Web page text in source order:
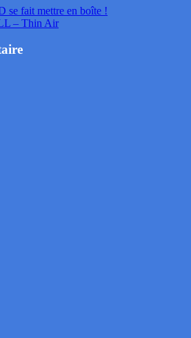
se fait mettre en boîte !
– Thin Air